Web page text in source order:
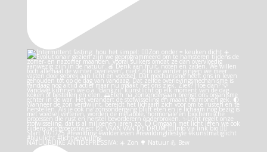
NATUURLIJKE ANTIDEPRESSIVA: ☀️ Zon 🌳 Natuur 💪 Bew